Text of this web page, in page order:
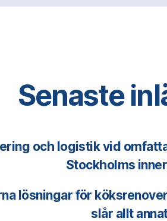
Senaste
och logistik vid
Stockholms
lösningar för
slår allt